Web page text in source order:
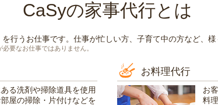
CaSyの家事代行とは
を行うお仕事です。仕事が忙しい方、子育て中の方など、
要なお仕事ではありません。
る洗剤や掃除道具を使用
屋の掃除・片付けなどを
お料理代行
お
料